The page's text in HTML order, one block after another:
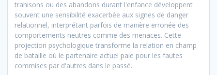
trahisons ou des abandons durant l'enfance développent
souvent une sensibilité exacerbée aux signes de danger
relationnel, interprétant parfois de manière erronée des
comportements neutres comme des menaces. Cette
projection psychologique transforme la relation en champ
de bataille où le partenaire actuel paie pour les fautes
commises par d'autres dans le passé.